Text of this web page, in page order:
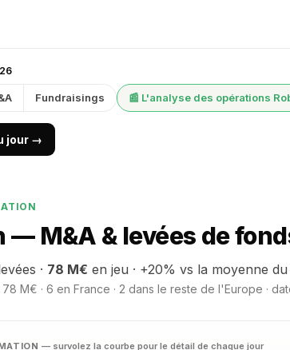
Fundraisings 📰 L'analyse des opérations
jour →
M&A & levées de
· 78 M€ en jeu · +20% vs la moyenne
M€ · 6 en France · 2 dans le reste de l'Europe ·
— survolez la courbe pour le détail de chaque jour